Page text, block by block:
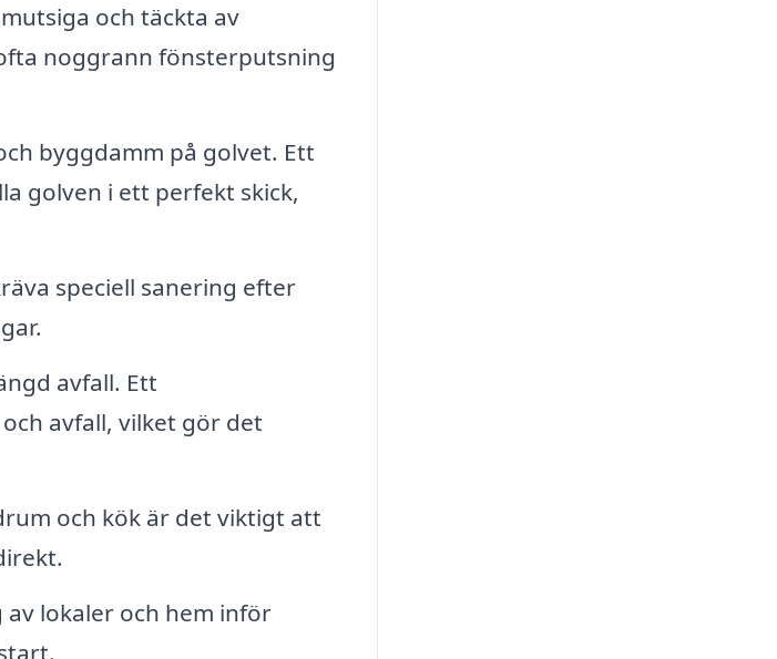
och täckta av
noggrann fönsterputsning
byggdamm på golvet. Ett
golven i ett perfekt skick,
speciell sanering efter
avfall. Ett
avfall, vilket gör det
och kök är det viktigt att
lokaler och hem inför